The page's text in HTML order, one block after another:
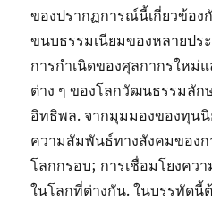
ของปรากฏการณ์นี้เกี่ยวข้อ
ขนบธรรมเนียมของหลายปร
การกำเนิดของศุลกากรใหม่
ต่าง ๆ ของโลกวัฒนธรรมลั
อิทธิพล. จากมุมมองของทุน
ความสัมพันธ์ทางสังคมของก
โลกกรอบ; การเชื่อมโยงคว
ในโลกที่ต่างกัน. ในบรรทัด